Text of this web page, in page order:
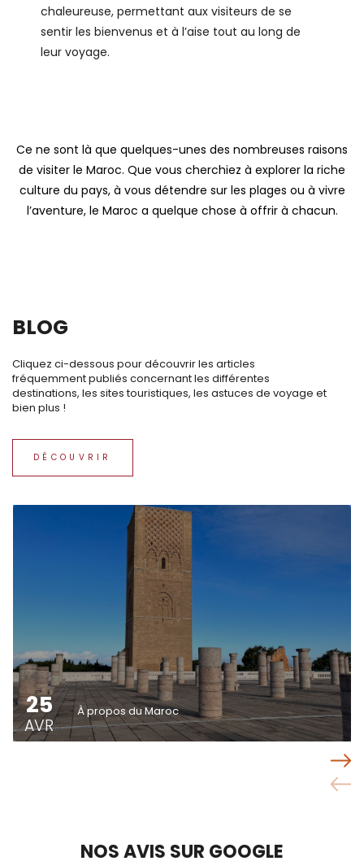
chaleureuse, permettant aux visiteurs de se
sentir les bienvenus et à l’aise tout au long de
leur voyage.
Ce ne sont là que quelques-unes des nombreuses raisons
de visiter le Maroc. Que vous cherchiez à explorer la riche
culture du pays, à vous détendre sur les plages ou à vivre
l’aventure, le Maroc a quelque chose à offrir à chacun.
BLOG
Cliquez ci-dessous pour découvrir les articles
fréquemment publiés concernant les différentes
destinations, les sites touristiques, les astuces de voyage et
bien plus !
DÉCOUVRIR
25
AVR
À propos du Maroc
NOS AVIS SUR GOOGLE